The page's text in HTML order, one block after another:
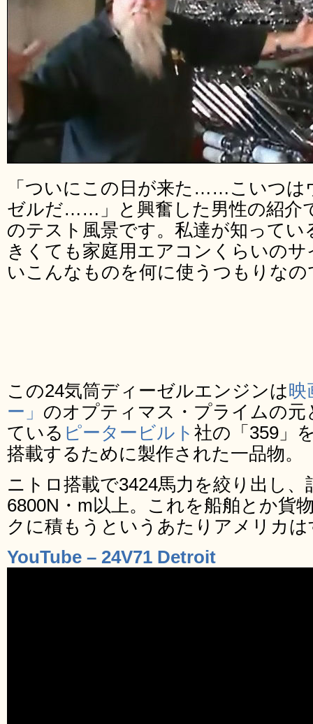
「ついにこの日が来た……こいつは
ゼルだ……」と興奮した男性の紹介
のテスト風景です。私達が知って
きくても家庭用エアコンくらいの
いこんなものを何に使うつもりな
この24気筒ディーゼルエンジンは 映
ー」 のオプティマス・プライムの
ている ピータービルト 社の「359」
搭載するために製作された一品物。
ニトロ搭載で3424馬力を絞り出し
6800N・m以上。これを船舶とか貨
クに積もうというあたりアメリカ
YouTube – 24V71 Detroit